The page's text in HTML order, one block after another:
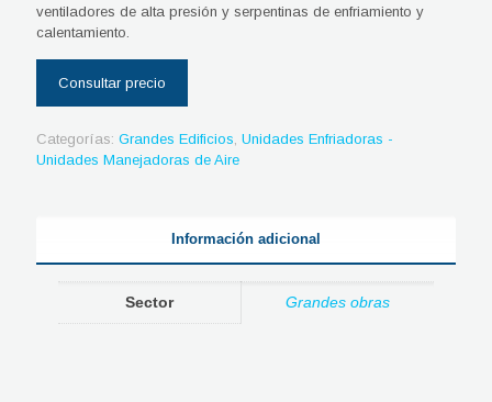
ventiladores de alta presión y serpentinas de enfriamiento y
calentamiento.
Categorías: Grandes Edificios Unidades Enfriadoras -
Unidades Manejadoras de Aire
Información adicional
Sector Grandes obras